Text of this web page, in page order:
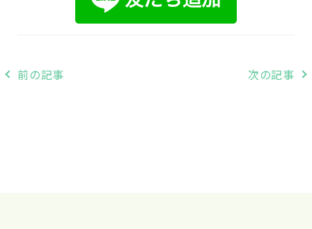
投
前の記事 次の記事